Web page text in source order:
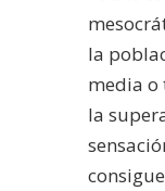
la
media o
la